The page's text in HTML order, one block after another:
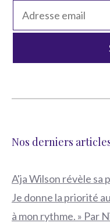
Nos derniers
A'ja Wilson révèle sa
Je donne la priorité
à mon rythme. » Par